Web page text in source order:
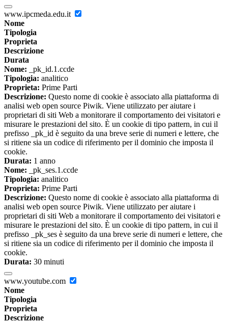
www.ipcmeda.edu.it
Nome
Tipologia
Proprieta
Descrizione
Durata
Nome: _pk_id.1.ccde
Tipologia: analitico
Proprieta: Prime Parti
Descrizione: Questo nome di cookie è associato alla piattaforma di
analisi web open source Piwik. Viene utilizzato per aiutare i
proprietari di siti Web a monitorare il comportamento dei visitatori e
misurare le prestazioni del sito. È un cookie di tipo pattern, in cui il
prefisso _pk_id è seguito da una breve serie di numeri e lettere, che
si ritiene sia un codice di riferimento per il dominio che imposta il
cookie.
Durata: 1 anno
Nome: _pk_ses.1.ccde
Tipologia: analitico
Proprieta: Prime Parti
Descrizione: Questo nome di cookie è associato alla piattaforma di
analisi web open source Piwik. Viene utilizzato per aiutare i
proprietari di siti Web a monitorare il comportamento dei visitatori e
misurare le prestazioni del sito. È un cookie di tipo pattern, in cui il
prefisso _pk_ses è seguito da una breve serie di numeri e lettere, che
si ritiene sia un codice di riferimento per il dominio che imposta il
cookie.
Durata: 30 minuti
www.youtube.com
Nome
Tipologia
Proprieta
Descrizione